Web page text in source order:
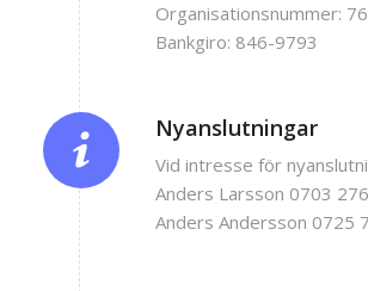
Organisationsnummer:
Bankgiro: 846-9793
Nyanslutningar
Vid intresse för
Anders Larsson 0703
Anders Andersson 0725